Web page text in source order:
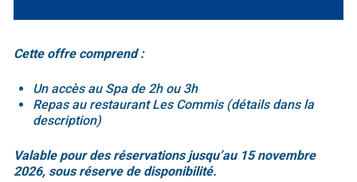
Cette offre comprend :
Un accès au Spa de 2h ou 3h
Repas au restaurant Les Commis (détails dans la
description)
Valable pour des réservations jusqu’au 15 novembre
2026, sous réserve de disponibilité.